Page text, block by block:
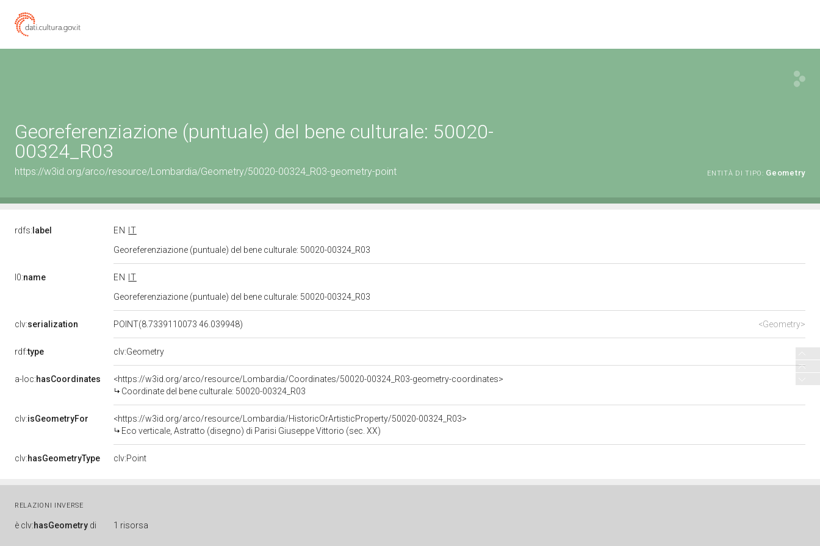
Georeferenziazione (puntuale) del bene culturale: 50020-
00324_R03
https://w3id.org/arco/resource/Lombardia/Geometry/50020-00324_R03-geometry-point ENTITÀ DI TIPO: Geometry
rdfs: label EN
IT
Georeferenziazione (puntuale) del bene culturale: 50020-00324_R03
l0:name EN
IT
Georeferenziazione (puntuale) del bene culturale: 50020-00324_R03
clv:serialization <Geometry>
POINT(8.7339110073 46.039948)
rdf:type clv:Geometry
a-loc:hasCoordinates
<https://w3id.org/arco/resource/Lombardia/Coordinates/50020-00324_R03-geometry-coordinates>
Coordinate del bene culturale: 50020-00324_R03
clv:isGeometryFor
<https://w3id.org/arco/resource/Lombardia/HistoricOrArtisticProperty/50020-00324_R03>
Eco verticale, Astratto (disegno) di Parisi Giuseppe Vittorio (sec. XX)
clv:hasGeometryType clv:Point
RELAZIONI INVERSE
è clv:hasGeometry di 1 risorsa